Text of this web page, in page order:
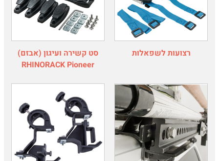
רצועות לשפאלות
סט קשירה ועיגון (אבזם)
RHINORACK Pioneer